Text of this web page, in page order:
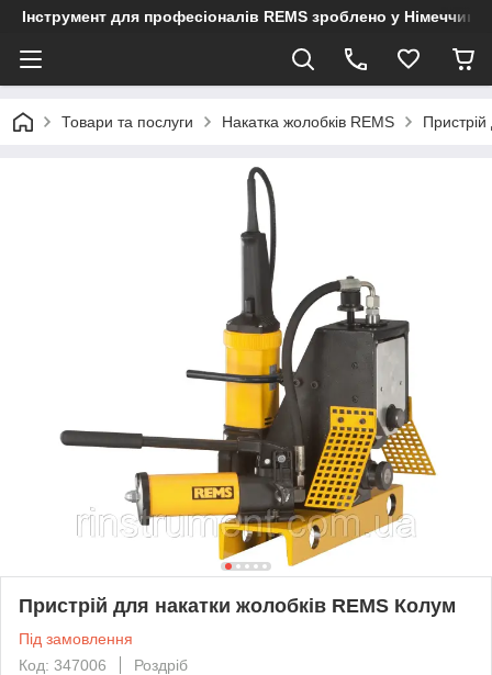
Інструмент для професіоналів REMS зроблено у Німеччині
Товари та послуги Накатка жолобків REMS
Пристрій для накатки жолобків REMS Колум
Під замовлення
Код: 347006
Роздріб